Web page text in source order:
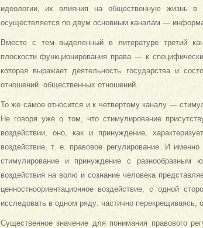
идеологии, их влияния на общественную жизнь
осуществляется по двум основным каналам —
Вместе с тем выделенный в литературе третий
плоскости функционирования права — к
которая выражает деятельность государства и
отношений. общественных отношений.
То же самое относится и к четвертому каналу —
Не говоря уже о том, что стимулирование
воздействии, оно, как и принуждение,
воздействие, т. е. правовое регулирование. И
стимулирование и принуждение с разнообразным
воздействия на волю и сознание человека
ценностноориентационное воздействие, с одной
исследовать в одном ряду: частично перекрещиваясь,
Существенное значение для понимания правового